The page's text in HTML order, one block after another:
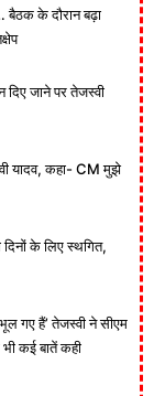
बैठक के दौरान बढ़ा
दिए जाने पर तेजस्वी
यादव, कहा- CM मुझे
दिनों के लिए स्थगित,
गए हैं’ तेजस्वी ने सीएम
भी कई बातें कही